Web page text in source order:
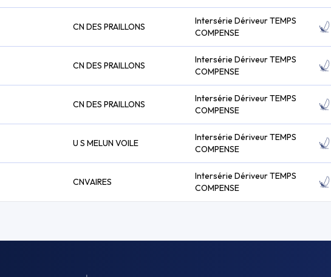
CN DES PRAILLONS
Intersérie Dériveur TEMPS
COMPENSE
CN DES PRAILLONS
Intersérie Dériveur TEMPS
COMPENSE
CN DES PRAILLONS
Intersérie Dériveur TEMPS
COMPENSE
U S MELUN VOILE
Intersérie Dériveur TEMPS
COMPENSE
CNVAIRES
Intersérie Dériveur TEMPS
COMPENSE